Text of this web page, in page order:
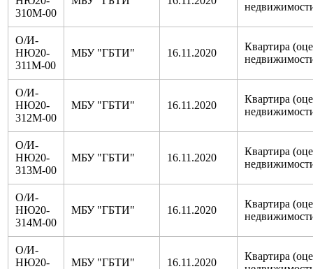
310М-00
О/И-
НЮ20-
311М-00
МБУ "ГБТИ" 16.11.2020
Квартира
О/И-
НЮ20-
312М-00
МБУ "ГБТИ" 16.11.2020
Квартира
О/И-
НЮ20-
313М-00
МБУ "ГБТИ" 16.11.2020
Квартира
О/И-
НЮ20-
314М-00
МБУ "ГБТИ" 16.11.2020
Квартира
О/И-
НЮ20-
МБУ "ГБТИ" 16.11.2020
Квартира